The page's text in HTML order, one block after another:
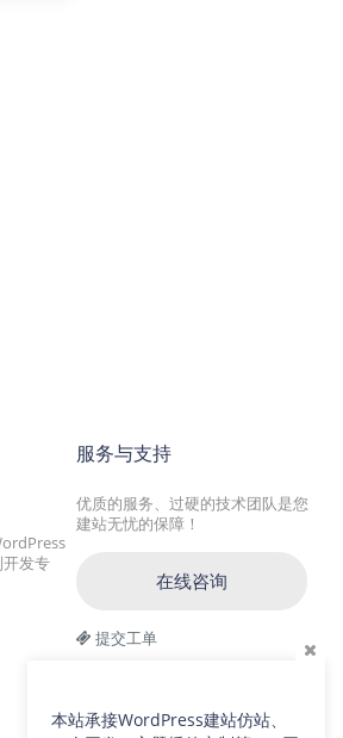
发专
服务与支持
优质的服务、过硬的技术团队是您
建站无忧的保障！
在线咨询
提交工单
交流二群：64786792
本站承接WordPress建站仿站、